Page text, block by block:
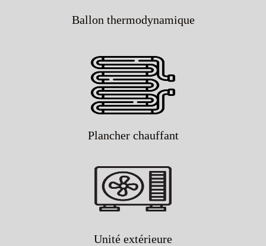
Ballon thermodynamique
Plancher chauffant
Unité extérieure